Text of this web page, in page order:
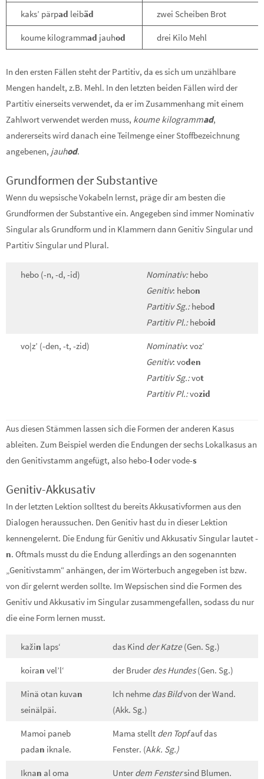
kaks’ pärpad leibäd zwei Scheiben Brot
koume kilogrammad jauhod drei Kilo Mehl
In den ersten Fällen steht der Partitiv, da es sich um unzählbare
Mengen handelt, z.B. Mehl. In den letzten beiden Fällen wird der
Partitiv einerseits verwendet, da er im Zusammenhang mit einem
Zahlwort verwendet werden muss, koume kilogrammad,
andererseits wird danach eine Teilmenge einer Stoffbezeichnung
angebenen, jauhod.
Grundformen der Substantive
Wenn du wepsische Vokabeln lernst, präge dir am besten die
Grundformen der Substantive ein. Angegeben sind immer Nominativ
Singular als Grundform und in Klammern dann Genitiv Singular und
Partitiv Singular und Plural.
hebo (-n, -d, -id) Nominativ:hebo
Genitiv: hebon
Partitiv Sg.:hebod
Partitiv Pl.:heboid
vo|z’ (-den, -t, -zid) Nominativ: voz‘
Genitiv: voden
Partitiv Sg.:vot
Partitiv Pl.:vozid
Aus diesen Stämmen lassen sich die Formen der anderen Kasus
ableiten. Zum Beispiel werden die Endungen der sechs Lokalkasus an
den Genitivstamm angefügt, also hebo-loder vode-s
Genitiv-Akkusativ
In der letzten Lektion solltest du bereits Akkusativformen aus den
Dialogen heraussuchen. Den Genitiv hast du in dieser Lektion
kennengelernt. Die Endung für Genitiv und Akkusativ Singular lautet-
n. Oftmals musst du die Endung allerdings an den sogenannten
„Genitivstamm“ anhängen, der im Wörterbuch angegeben ist bzw.
von dir gelernt werden sollte. Im Wepsischen sind die Formen des
Genitiv und Akkusativ im Singular zusammengefallen, sodass du nur
die eine Form lernen musst.
kažin laps‘ das Kind der Katze (Gen. Sg.)
koiran vel’l‘ der Bruder des Hundes(Gen. Sg.)
Minä otan kuvan
seinälpäi.
Ich nehme das Bildvon der Wand.
(Akk. Sg.)
Mamoi paneb
padan iknale.
Mama stellt den Topfauf das
Fenster. (Akk. Sg.)
Iknan al oma
Unter dem Fenstersind Blumen.